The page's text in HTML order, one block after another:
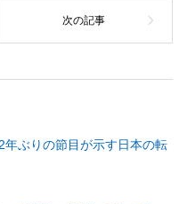
ぶりの節目が示す日本の転